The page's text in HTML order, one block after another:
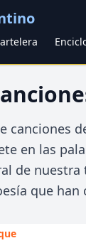
canciones
en las
de
que han